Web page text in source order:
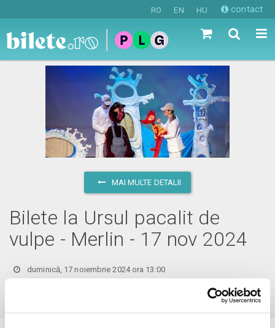
RO EN HU contact
MAI MULTE DETALII
Bilete la Ursul pacalit de
vulpe - Merlin - 17 nov 2024
duminică, 17 noiembrie 2024 ora 13:00